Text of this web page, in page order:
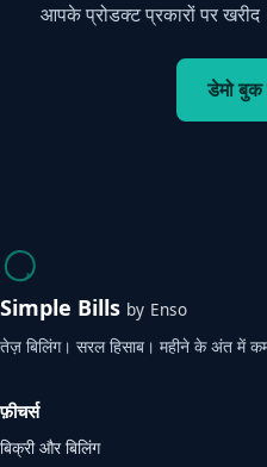
आपके प्रोडक्ट प्रकारों पर खरीद
डेमो
Simple Bills by Enso
तेज़ बिलिंग। सरल हिसाब। महीने के अंत में
फ़ीचर्स
बिक्री और बिलिंग